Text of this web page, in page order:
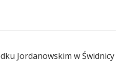
Jordanowskim w Świdnicy